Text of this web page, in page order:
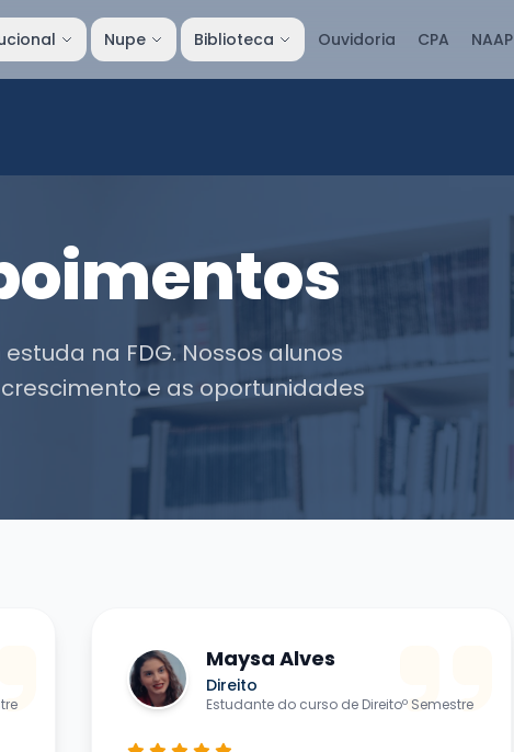
Nupe Biblioteca Ouvidoria CPA NAAP
na FDG. Nossos alunos
e as oportunidades
Maysa Alves
Direito
Estudante do curso de Direitoº Semestre